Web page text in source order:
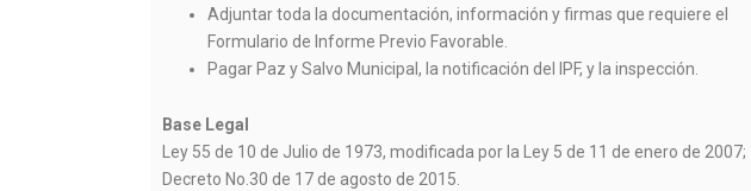
Adjuntar toda la documentación, información y firmas que requiere el
Formulario de Informe Previo Favorable.
Pagar Paz y Salvo Municipal, la notificación del IPF, y la inspección.
Base Legal
Ley 55 de 10 de Julio de 1973, modificada por la Ley 5 de 11 de enero de 2007;
Decreto No.30 de 17 de agosto de 2015.